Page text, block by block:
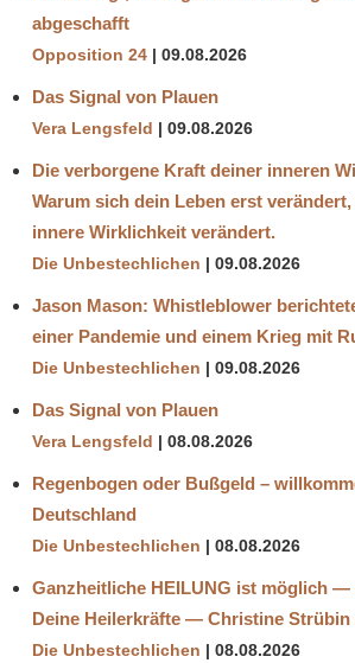
abgeschafft
Opposition 24 09.08.2026
Das Signal von Plauen
Vera Lengsfeld 09.08.2026
Die verborgene Kraft deiner inneren
Warum sich dein Leben erst
innere Wirklichkeit verändert.
Die Unbestechlichen 09.08.2026
Jason Mason: Whistleblower
einer Pandemie und einem Krieg mit
Die Unbestechlichen 09.08.2026
Das Signal von Plauen
Vera Lengsfeld 08.08.2026
Regenbogen oder Bußgeld –
Deutschland
Die Unbestechlichen 08.08.2026
Ganzheitliche HEILUNG ist möglich —
Deine Heilerkräfte — Christine Strübin
Die Unbestechlichen 08.08.2026